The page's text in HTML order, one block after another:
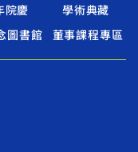
院慶
學術典藏
圖書館
董事課程專區